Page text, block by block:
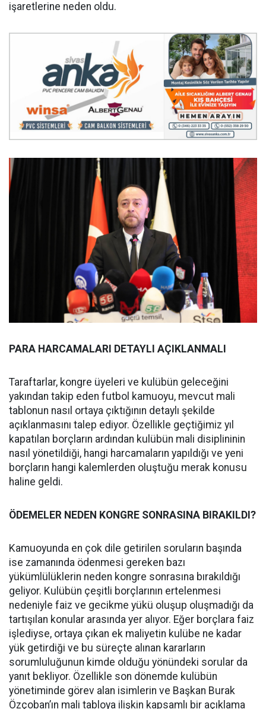
işaretlerine neden oldu.
PARA HARCAMALARI DETAYLI AÇIKLANMALI
Taraftarlar, kongre üyeleri ve kulübün geleceğini
yakından takip eden futbol kamuoyu, mevcut mali
tablonun nasıl ortaya çıktığının detaylı şekilde
açıklanmasını talep ediyor. Özellikle geçtiğimiz yıl
kapatılan borçların ardından kulübün mali disiplininin
nasıl yönetildiği, hangi harcamaların yapıldığı ve yeni
borçların hangi kalemlerden oluştuğu merak konusu
haline geldi.
ÖDEMELER NEDEN KONGRE SONRASINA BIRAKILDI?
Kamuoyunda en çok dile getirilen soruların başında
ise zamanında ödenmesi gereken bazı
yükümlülüklerin neden kongre sonrasına bırakıldığı
geliyor. Kulübün çeşitli borçlarının ertelenmesi
nedeniyle faiz ve gecikme yükü oluşup oluşmadığı da
tartışılan konular arasında yer alıyor. Eğer borçlara faiz
işlediyse, ortaya çıkan ek maliyetin kulübe ne kadar
yük getirdiği ve bu süreçte alınan kararların
sorumluluğunun kimde olduğu yönündeki sorular da
yanıt bekliyor. Özellikle son dönemde kulübün
yönetiminde görev alan isimlerin ve Başkan Burak
Özçoban’ın mali tabloya ilişkin kapsamlı bir açıklama